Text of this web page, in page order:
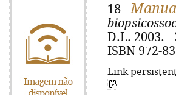
18 -
D.L. 2003. -
ISBN 972-
Link